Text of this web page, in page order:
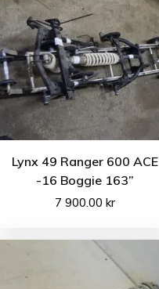
Lynx 49 Ranger 600 ACE
-16 Boggie 163”
7 900.00 kr